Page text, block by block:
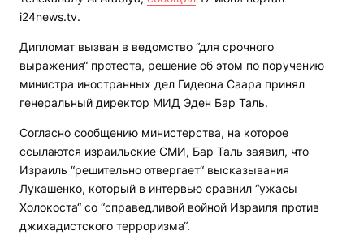
i24news.tv.
Дипломат вызван в ведомство “для срочного
выражения“ протеста, решение об этом по поручению
министра иностранных дел Гидеона Саара принял
генеральный директор МИД Эден Бар Таль.
Согласно сообщению министерства, на которое
ссылаются израильские СМИ, Бар Таль заявил, что
Израиль “решительно отвергает“ высказывания
Лукашенко, который в интервью сравнил “ужасы
Холокоста“ со “справедливой войной Израиля против
джихадистского терроризма“.